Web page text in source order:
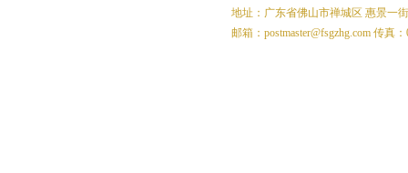
地址：广东省佛山市禅城区 惠景一
邮箱：postmaster@fsgzhg.com 传真